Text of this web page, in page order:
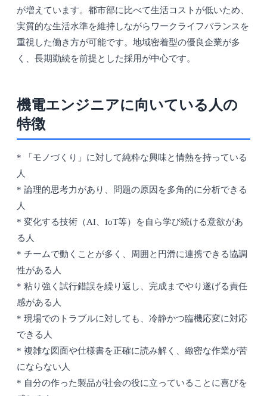
が増えています。都市部に比べて生活コストが低いため、
実質的な生活水準を維持しながらワークライフバランスを
重視した働き方が可能です。地域密着型の優良企業が多
く、長期勤続を前提とした採用が中心です。
機電エンジニアに向いている人の
特徴
* 「モノづくり」に対して純粋な興味と情熱を持っている
人
* 論理的思考力があり、問題の原因を多角的に分析できる
人
* 変化する技術（AI、IoT等）を自ら学び続ける意欲があ
る人
* チームで動くことが多く、周囲と円滑に連携できる協調
性がある人
* 粘り強く試行錯誤を繰り返し、完成までやり遂げる責任
感がある人
* 現場でのトラブルに対しても、冷静かつ臨機応変に対応
できる人
* 複雑な図面や仕様書を正確に読み解く、緻密な作業が苦
にならない人
* 自分の作った製品が社会の役に立っていることに喜びを